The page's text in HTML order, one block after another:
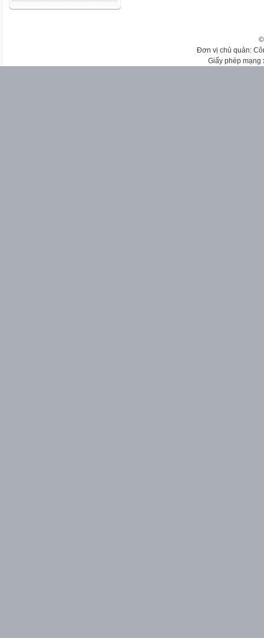
Đơn vị chủ quản:
Giấy phép mạng